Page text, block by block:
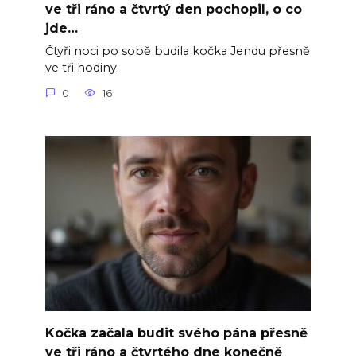
ve tři ráno a čtvrtý den pochopil, o co
jde…
Čtyři noci po sobě budila kočka Jendu přesně
ve tři hodiny.
0 16
Kočka začala budit svého pána přesně
ve tři ráno a čtvrtého dne konečně